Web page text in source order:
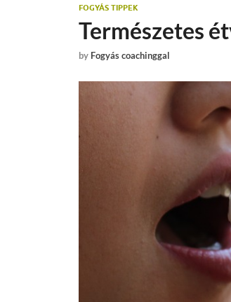
FOGYÁS TIPPEK
Természetes
by Fogyás coachinggal